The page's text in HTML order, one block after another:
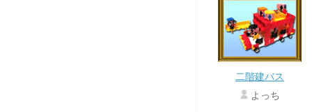
二階建バス
よっち